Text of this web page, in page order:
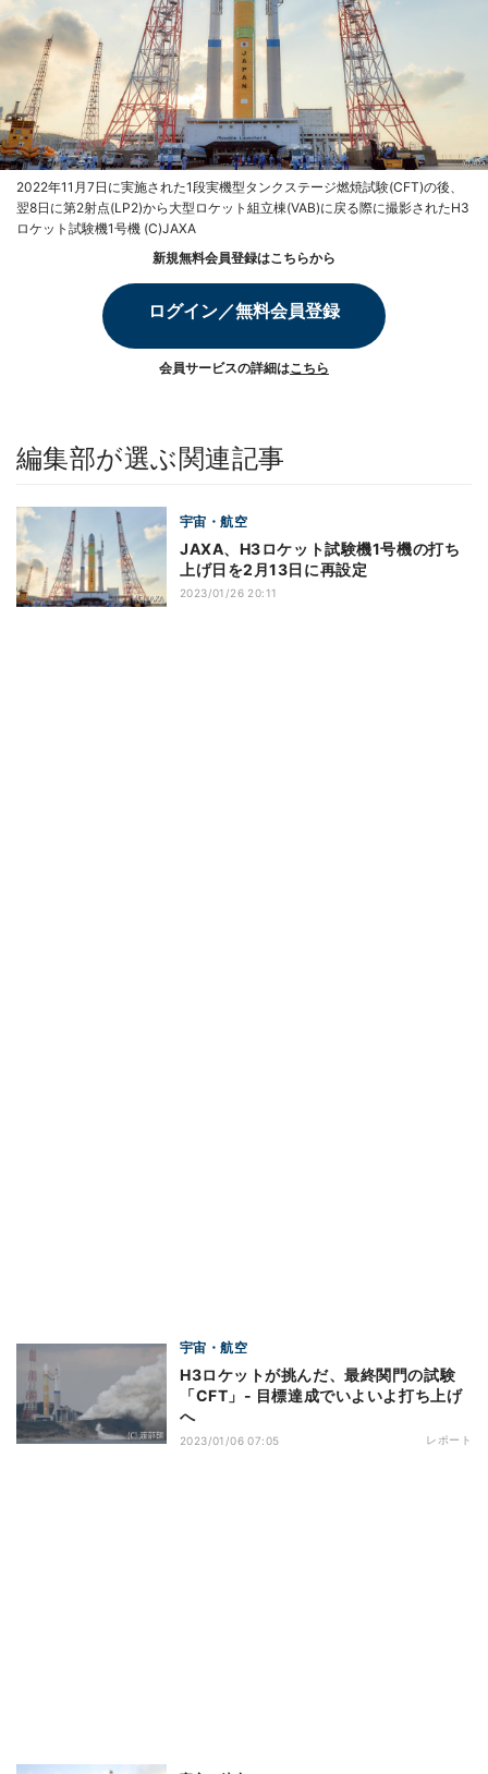
2022年11月7日に実施された1段実機型タンクステージ燃焼試験(CFT)の後、
翌8日に第2射点(LP2)から大型ロケット組立棟(VAB)に戻る際に撮影されたH3
ロケット試験機1号機 (C)JAXA
新規無料会員登録はこちらから
ログイン／無料会員登録
会員サービスの詳細はこちら
編集部が選ぶ関連記事
宇宙・航空
JAXA、H3ロケット試験機1号機の打ち
上げ日を2月13日に再設定
2023/01/26 20:11
宇宙・航空
H3ロケットが挑んだ、最終関門の試験
「CFT」- 目標達成でいよいよ打ち上げ
へ
2023/01/06 07:05 レポート